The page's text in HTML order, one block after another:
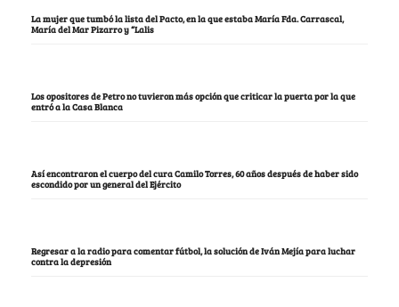
La mujer que tumbó la lista del Pacto, en la que estaba María Fda. Carrascal,
María del Mar Pizarro y “Lalis
Los opositores de Petro no tuvieron más opción que criticar la puerta por la que
entró a la Casa Blanca
Así encontraron el cuerpo del cura Camilo Torres, 60 años después de haber sido
escondido por un general del Ejército
Regresar a la radio para comentar fútbol, la solución de Iván Mejía para luchar
contra la depresión